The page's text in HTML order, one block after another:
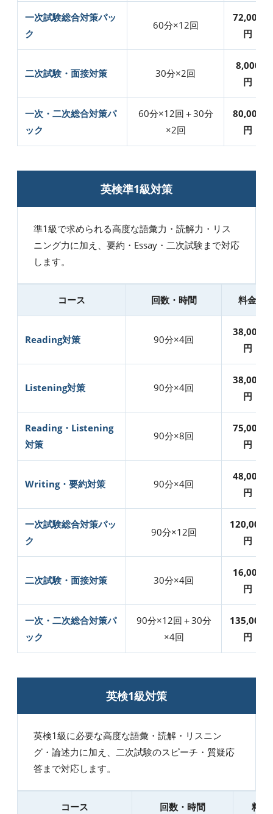
一次試験総合対策パッ
ク
60分×12回
72,000
円
二次試験・面接対策 30分×2回
8,000
円
一次・二次総合対策パ
ック
60分×12回＋30分
×2回
80,000
円
英検準1級対策
準1級で求められる高度な語彙力・読解力・リス
ニング力に加え、要約・Essay・二次試験まで対応
します。
コース 回数・時間 料金
Reading対策 90分×4回
38,000
円
Listening対策 90分×4回
38,000
円
Reading・Listening
対策
90分×8回
75,000
円
Writing・要約対策 90分×4回
48,000
円
一次試験総合対策パッ
ク
90分×12回
120,000
円
二次試験・面接対策 30分×4回
16,000
円
一次・二次総合対策パ
ック
90分×12回＋30分
×4回
135,000
円
英検1級対策
英検1級に必要な高度な語彙・読解・リスニン
グ・論述力に加え、二次試験のスピーチ・質疑応
答まで対応します。
コース 回数・時間 料金